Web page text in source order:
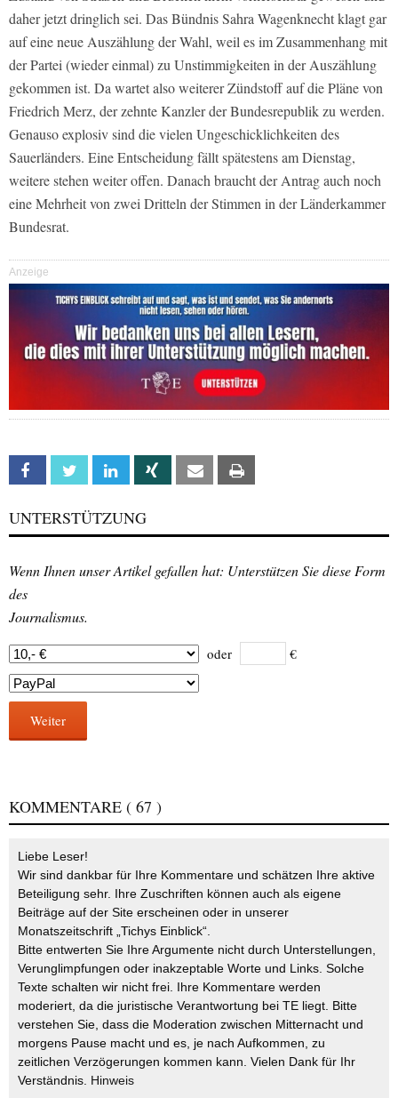
daher jetzt dringlich sei. Das Bündnis Sahra Wagenknecht klagt gar
auf eine neue Auszählung der Wahl, weil es im Zusammenhang mit
der Partei (wieder einmal) zu Unstimmigkeiten in der Auszählung
gekommen ist. Da wartet also weiterer Zündstoff auf die Pläne von
Friedrich Merz, der zehnte Kanzler der Bundesrepublik zu werden.
Genauso explosiv sind die vielen Ungeschicklichkeiten des
Sauerländers. Eine Entscheidung fällt spätestens am Dienstag,
weitere stehen weiter offen. Danach braucht der Antrag auch noch
eine Mehrheit von zwei Dritteln der Stimmen in der Länderkammer
Bundesrat.
Anzeige
Facebook Twitter Linkedin Xing Email
UNTERSTÜTZUNG
Wenn Ihnen unser Artikel gefallen hat: Unterstützen Sie diese Form
des
Journalismus.
oder €
Weiter
KOMMENTARE ( 67 )
Liebe Leser!
Wir sind dankbar für Ihre Kommentare und schätzen Ihre aktive
Beteiligung sehr. Ihre Zuschriften können auch als eigene
Beiträge auf der Site erscheinen oder in unserer
Monatszeitschrift „Tichys Einblick“.
Bitte entwerten Sie Ihre Argumente nicht durch Unterstellungen,
Verunglimpfungen oder inakzeptable Worte und Links. Solche
Texte schalten wir nicht frei. Ihre Kommentare werden
moderiert, da die juristische Verantwortung bei TE liegt. Bitte
verstehen Sie, dass die Moderation zwischen Mitternacht und
morgens Pause macht und es, je nach Aufkommen, zu
zeitlichen Verzögerungen kommen kann. Vielen Dank für Ihr
Verständnis. Hinweis